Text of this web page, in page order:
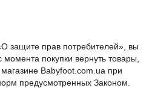
защите прав потребителей», вы
покупки вернуть товары,
Babyfoot.com.ua при
предусмотренных Законом.